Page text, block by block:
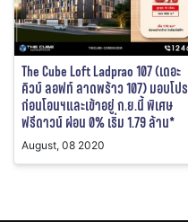
The Cube Loft Ladprao 107 (เดอะ
คิวบ์ ลอฟท์ ลาดพร้าว 107) มอบโปร
ก่อนโอนฯและเข้าอยู่ ก.ย.นี้ พิเศษ
ฟรีดาวน์ ผ่อน 0% เริ่ม 1.79 ล้าน*
August, 08 2020